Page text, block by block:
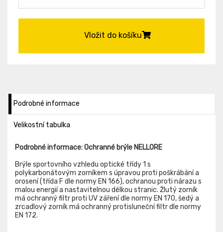
Vložit do košíku
Podrobné informace
Velikostní tabulka
Podrobné informace: Ochranné brýle NELLORE
Brýle sportovního vzhledu optické třídy 1 s
polykarbonátovým zorníkem s úpravou proti poškrábání a
orosení (třída F dle normy EN 166), ochranou proti nárazu s
malou energií a nastavitelnou délkou stranic. Žlutý zorník
má ochranný filtr proti UV záření dle normy EN 170, šedý a
zrcadlový zorník má ochranný protisluneční filtr dle normy
EN 172.